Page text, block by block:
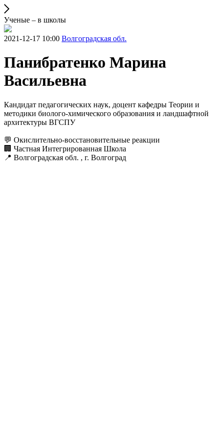
Ученые – в школы
2021-12-17 10:00 Волгоградская обл.
Панибратенко Марина
Васильевна
Кандидат педагогических наук, доцент кафедры Теории и
методики биолого-химического образования и ландшафтной
архитектуры ВГСПУ
💬 Окислительно-восстановительные реакции
🏢 Частная Интегрированная Школа
📍 Волгоградская обл. , г. Волгоград